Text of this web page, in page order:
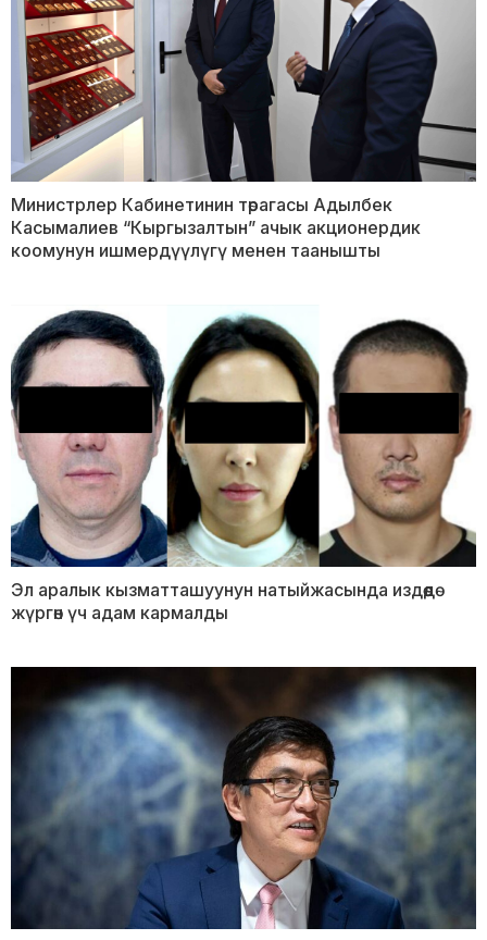
Министрлер Кабинетинин төрагасы Адылбек
Касымалиев “Кыргызалтын” ачык акционердик
коомунун ишмердүүлүгү менен таанышты
Эл аралык кызматташуунун натыйжасында издөөдө
жүргөн үч адам кармалды